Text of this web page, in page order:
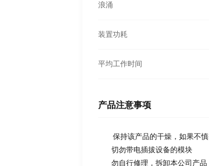
浪涌
装置功耗
平均工作时间
产品注意事项
保持该产品的干燥，如果不
切勿带电插拔设备的模块
勿自行修理，拆卸本公司产品